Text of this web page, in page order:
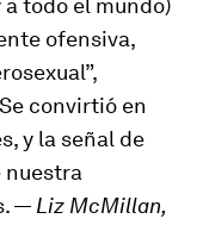
todo el mundo)
ofensiva,
convirtió en
y la señal de
nuestra
— Liz McMillan,